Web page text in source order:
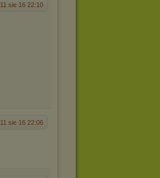
11 sie 16 22:10
11 sie 16 22:06